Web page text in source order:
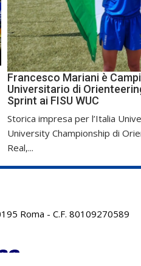
Francesco Mariani è
Universitario di
Sprint ai FISU WUC
Storica impresa per l’Italia
University Championship di
Real,...
Roma - C.F. 80109270589